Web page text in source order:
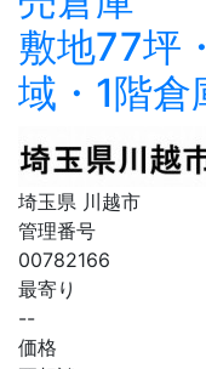
敷地77坪
域・1階
埼玉県 川越市
管理番号
00782166
最寄り
--
価格